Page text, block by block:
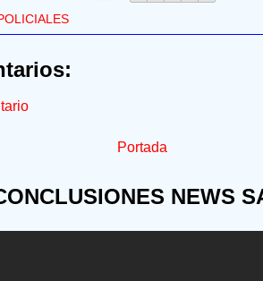
Portada
NEWS